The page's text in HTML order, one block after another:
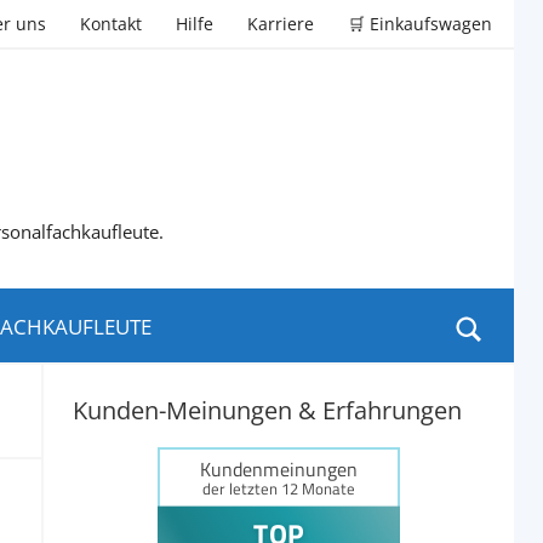
uns Kontakt Hilfe Karriere 🛒 Einkaufswagen
Kunden-Meinungen & Erfahrungen